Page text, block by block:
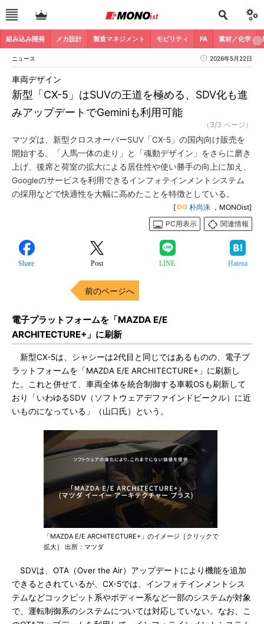
組み込み開発 メカ設計 製造マネジメント モビリティ FA 素材／化学
ニュース 2026年5月22日
新型「CX-5」はSUVの王道を極める、SDV化も進
みアップデートでGeminiも利用可能
車両デザイン
（3/3 ページ）
マツダは、新型クロスオーバーSUV「CX-5」の国内向け販売を
開始する。「人馬一体の走り」と「魂動デザイン」をさらに磨き
上げ、後席と荷室の拡大による居住性や使い勝手の向上に加え、
Googleのサービスを利用できるインフォテインメントシステム
の採用などで快適性を大幅に高めたことを特徴としている。
[ 朴尚洙 ，MONOist]
PC用表示
関連情報
Share Post LINE Hatena
前のページへ
電子プラットフォームを「MAZDA E/E
ARCHITECTURE+」に刷新
新型CX-5は、シャシーは2代目と同じではあるものの、電子プ
ラットフォームを「MAZDA E/E ARCHITECTURE+」に刷新し
た。これと併せて、車両全体を統合制御する車載OSも刷新して
おり「いわゆるSDV（ソフトウェアデファインドビークル）に近
いものになっている」（山口氏）という。
「MAZDA E/E ARCHITECTURE+」のイメージ［クリックで
拡大］ 出所：マツダ
SDVは、OTA（Over the Air）アップデートにより機能を追加
できるとされているが、CX-5では、インフォテインメントシス
テムなどコックピット系やボディー系など一部のシステムが対象
で、運転制御系のシステムについては対応していない。なお、こ